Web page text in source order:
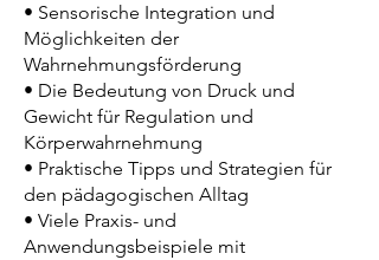
• Sensorische Integration und
Möglichkeiten der
Wahrnehmungsförderung
• Die Bedeutung von Druck und
Gewicht für Regulation und
Körperwahrnehmung
• Praktische Tipps und Strategien für
den pädagogischen Alltag
• Viele Praxis- und
Anwendungsbeispiele mit